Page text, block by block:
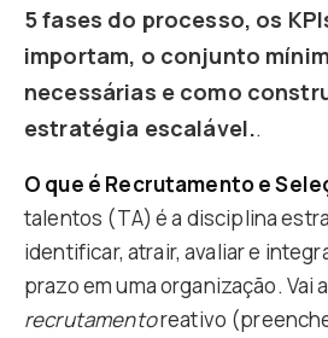
5 fases do processo, os
importam, o conjunto
necessárias e como
estratégia escalável..
O que é Recrutamento e
talentos (TA) é a disciplina
identificar, atrair, avaliar e
prazo em uma organização. Vai
recrutamentoreativo